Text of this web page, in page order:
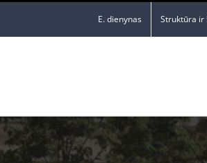
E. dienynas Struktūra ir